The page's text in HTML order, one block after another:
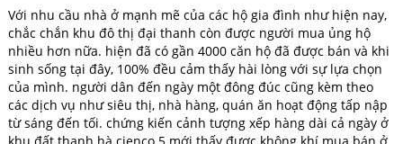
Với nhu cầu nhà ở mạnh mẽ của các hộ gia đình như hiện nay,
chắc chắn khu đô thị đại thanh còn được người mua ủng hộ
nhiều hơn nữa. hiện đã có gần 4000 căn hộ đã được bán và khi
sinh sống tại đây, 100% đều cảm thấy hài lòng với sự lựa chọn
của mình. người dân đến ngày một đông đúc cũng kèm theo
các dịch vụ như siêu thị, nhà hàng, quán ăn hoạt động tấp nập
từ sáng đến tối. chứng kiến cảnh tượng xếp hàng dài cả ngày ở